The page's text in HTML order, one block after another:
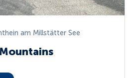
am Millstätter See